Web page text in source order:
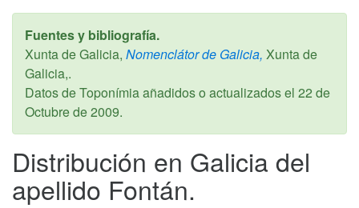
Fuentes y bibliografía.
Xunta de Galicia, Nomenclátor de Galicia, Xunta de
Galicia,.
Datos de Toponímia añadidos o actualizados el 22 de
Octubre de 2009.
Distribución en Galicia del
apellido Fontán.